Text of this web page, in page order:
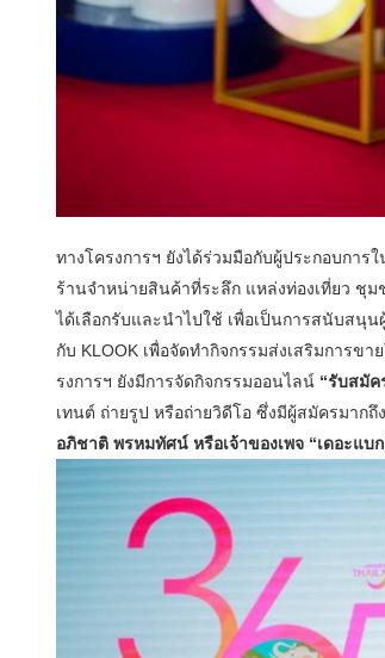
ทางโครงการฯ ยังได้ร่วมมือกับผู้ประกอบการ
ร้านจำหน่ายสินค้าที่ระลึก แหล่งท่องเที่ยว ชุม
ได้เลือกรับและนำไปใช้ เพื่อเป็นการสนับสนุ
กับ KLOOK เพื่อจัดทำกิจกรรมส่งเสริมการข
รงการฯ ยังมีการจัดกิจกรรมออนไลน์ “รับสมัค
เทนต์ ถ่ายรูป หรือถ่ายวิดีโอ ซึ่งมีผู้สมัครมาก
อภิชาติ พรหมทัศน์ หรือเจ้าของเพจ “เดอะแบ